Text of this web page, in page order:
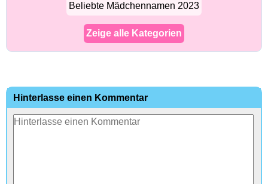
Beliebte Mädchennamen 2023
Zeige alle Kategorien
Hinterlasse einen Kommentar